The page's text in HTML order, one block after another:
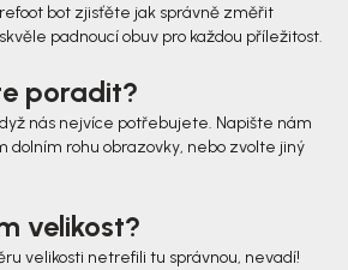
bot zjisťěte jak správně změřit
padnoucí obuv pro každou příležitost.
poradit?
nás nejvíce potřebujete. Napište nám
dolním rohu obrazovky, nebo zvolte jiný
velikost?
velikosti netrefili tu správnou, nevadí!